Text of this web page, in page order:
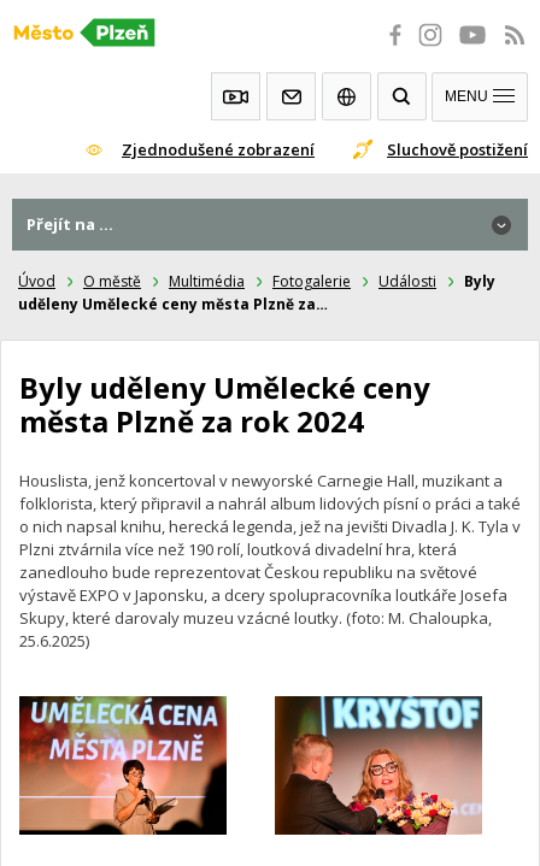
Přeskočit
Zjednodušené zobrazení Sluchově postižení
MENU
Úvod O městě Multimédia Fotogalerie Události
Byly
uděleny Umělecké ceny města Plzně za…
Byly uděleny Umělecké ceny
města Plzně za rok 2024
Houslista, jenž koncertoval v newyorské Carnegie Hall, muzikant a
folklorista, který připravil a nahrál album lidových písní o práci a také
o nich napsal knihu, herecká legenda, jež na jevišti Divadla J. K. Tyla v
Plzni ztvárnila více než 190 rolí, loutková divadelní hra, která
zanedlouho bude reprezentovat Českou republiku na světové
výstavě EXPO v Japonsku, a dcery spolupracovníka loutkáře Josefa
Skupy, které darovaly muzeu vzácné loutky. (foto: M. Chaloupka,
25.6.2025)
Přejít na ...
Přejít na ...